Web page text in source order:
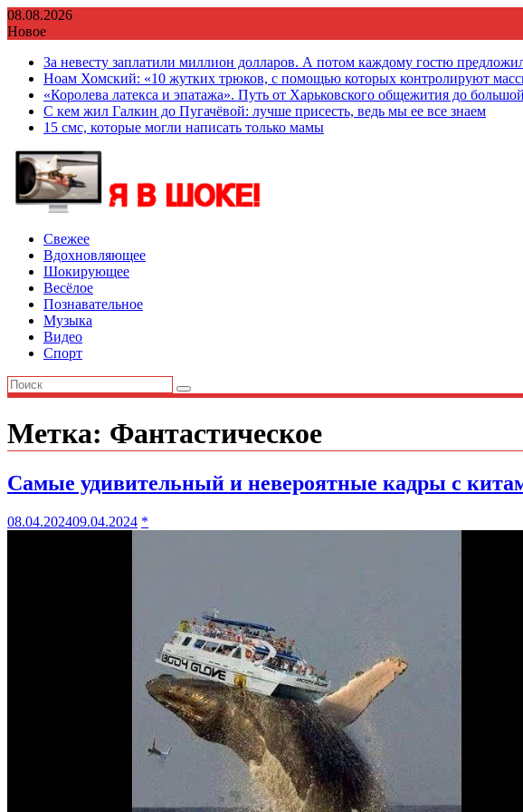
Перейти
к
08.08.2026
Новое
За невесту заплатили миллион долларов. А потом каждому гостю
Ноам Хомский: «10 жутких трюков, с помощью которых контролируют
«Королева латекса и эпатажа». Путь от Харьковского общежития до
С кем жил Галкин до Пугачёвой: лучше присесть, ведь мы ее все знаем
15 смс, которые могли написать только мамы
Свежее
Вдохновляющее
Шокирующее
Весёлое
Познавательное
Музыка
Видео
Спорт
Метка: Фантастическое
Самые удивительный и невероятные кадры с
08.04.202409.04.2024 *